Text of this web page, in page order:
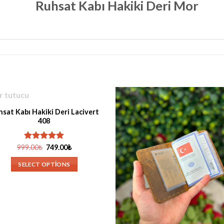
Ruhsat Kabı Hakiki Deri Mor
GÖRÜNÜM
STOKTA YOK
Kabı Hakiki Deri Lacivert
408
5 üzerinden
5.00oy
aldı
999.00₺ Orijinal
999.00₺.
749.00₺Şu
SELECT OPTIONS